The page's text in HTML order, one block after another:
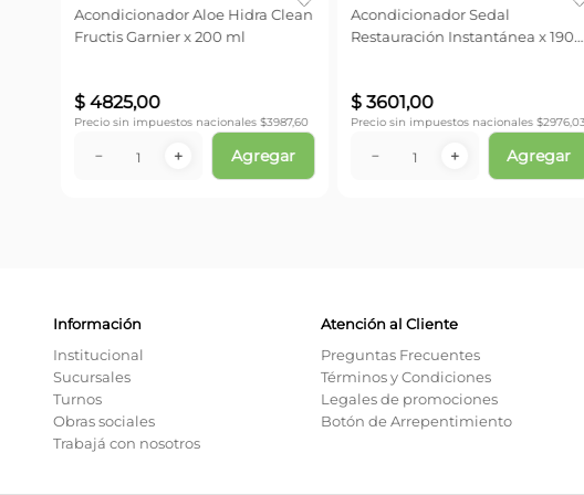
Acondicionador Aloe Hidra Clean
Fructis Garnier x 200 ml
$ 4825,00
Precio sin impuestos nacionales $3987,60
＋
－ Agregar
Acondicionador Sedal
Restauración Instantánea x 190
$ 3601,00
Precio sin impuestos nacionales $2976,03
＋
－ Agregar
Información
Institucional
Sucursales
Turnos
Obras sociales
Trabajá con nosotros
Atención al Cliente
Preguntas Frecuentes
Términos y Condiciones
Legales de promociones
Botón de Arrepentimiento